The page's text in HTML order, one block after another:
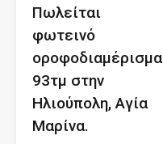
Πωλείται
φωτεινό
οροφοδιαμέρισμα
93τμ στην
Ηλιούπολη, Αγία
Μαρίνα.